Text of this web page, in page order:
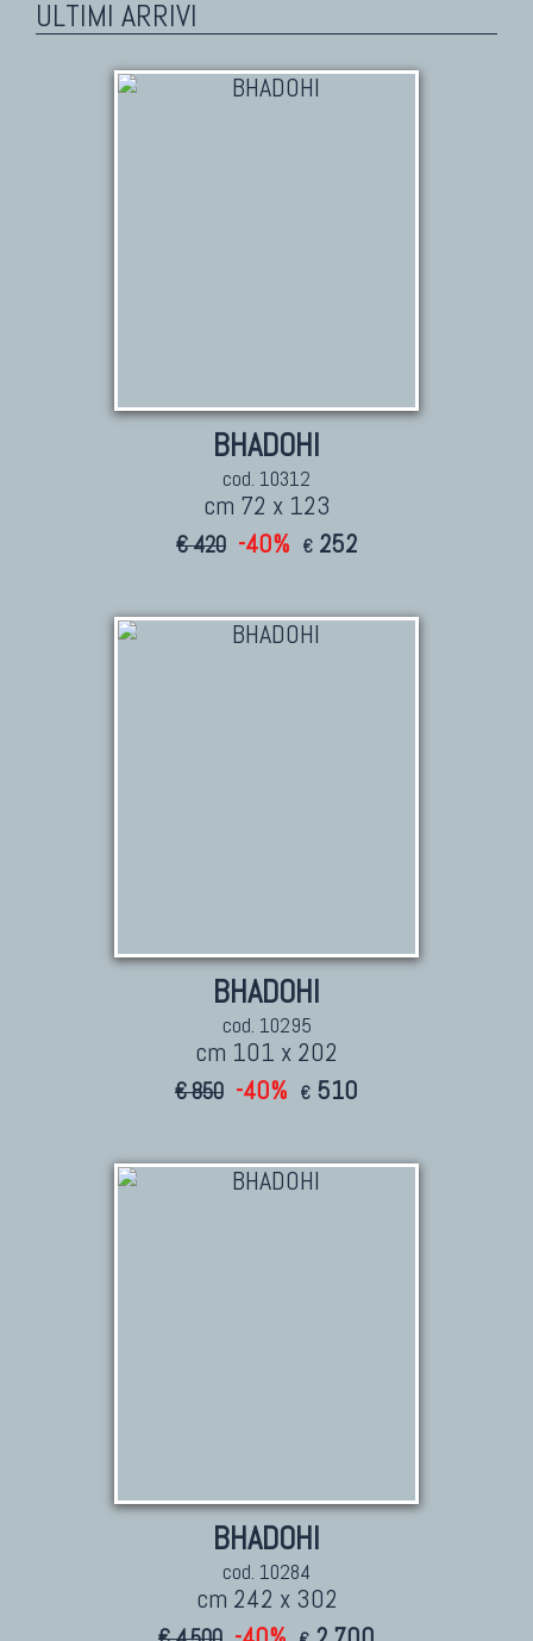
ULTIMI ARRIVI
BHADOHI
cod. 10312
cm 72 x 123
€ 420 -40% € 252
BHADOHI
cod. 10295
cm 101 x 202
€ 850 -40% € 510
BHADOHI
cod. 10284
cm 242 x 302